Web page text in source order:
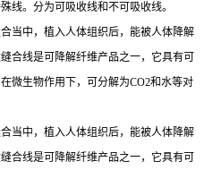
线。分为可吸收线和不可吸收线。
当中，植入人体组织后，能被人体降解
合线是可降解纤维产品之一，它具有可
微生物作用下，可分解为CO2和水等对
当中，植入人体组织后，能被人体降解
合线是可降解纤维产品之一，它具有可